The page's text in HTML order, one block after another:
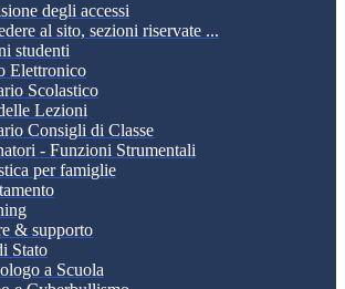
degli accessi
al sito, sezioni riservate ...
studenti
Elettronico
Scolastico
Lezioni
Consigli di Classe
- Funzioni Strumentali
per famiglie
& supporto
Stato
a Scuola